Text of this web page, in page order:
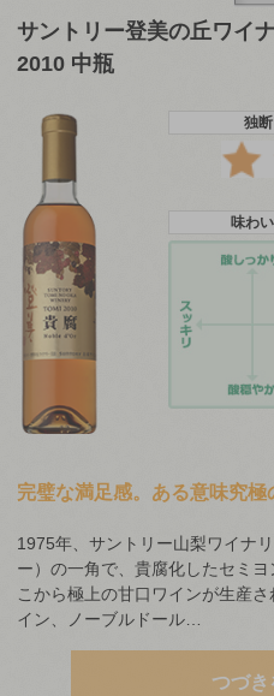
サントリー登美の丘ワイ
2010 中瓶
独
味わい
完璧な満足感。ある意味究極
1975年、サントリー山梨ワイナ
ー）の一角で、貴腐化したセミ
こから極上の甘口ワインが生産
イン、ノーブルドール…
つづ